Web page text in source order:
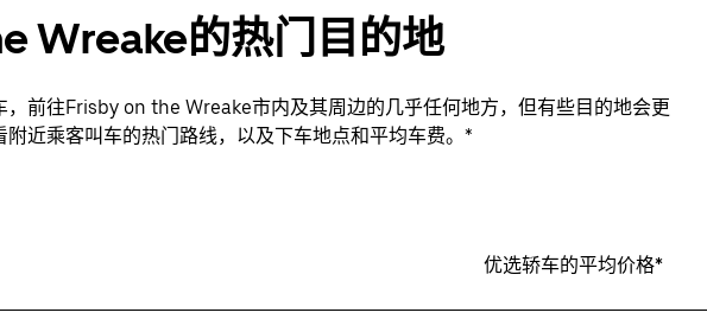
Wreake的热门目的地
，前往Frisby on the Wreake市内及其周边的几乎任何地方，但有些目的地会更
近乘客叫车的热门路线，以及下车地点和平均车费。*
优选轿车的平均价格*